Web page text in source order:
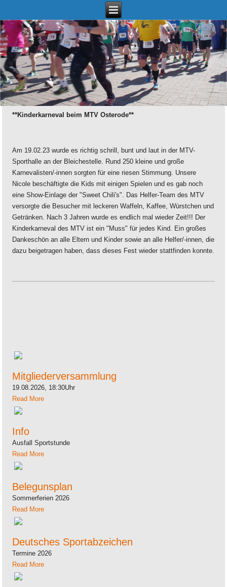
**Kinderkarneval beim MTV Osterode**
Am 19.02.23 wurde es richtig schrill, bunt und laut in der MTV-
Sporthalle an der Bleichestelle. Rund 250 kleine und große
Karnevalisten/-innen sorgten für eine riesen Stimmung. Unsere
Nicole beschäftigte die Kids mit einigen Spielen und es gab noch
eine Show-Einlage der "Sweet Chili's". Das Helfer-Team des MTV
versorgte die Besucher mit leckeren Waffeln, Kaffee, Würstchen und
Getränken. Nach 3 Jahren wurde es endlich mal wieder Zeit!!! Der
Kinderkarneval des MTV ist ein "Muss" für jedes Kind. Ein großes
Dankeschön an alle Eltern und Kinder sowie an alle Helfer/-innen, die
dazu beigetragen haben, dass dieses Fest wieder stattfinden konnte.
Mitgliederversammlung
19.08.2026, 18:30Uhr
Read More
Info
Ausfall Sportstunde
Read More
Belegunsplan
Sommerferien 2026
Read More
Deutsches Sportabzeichen
Termine 2026
Read More